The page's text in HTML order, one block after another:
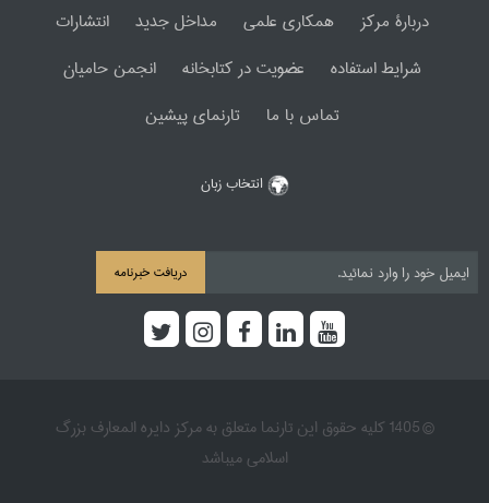
دربارۀ مرکز همکاری علمی مداخل جدید
انتشارات
شرایط استفاده
عضویت در کتابخانه
انجمن حامیان
تماس با ما
تارنمای پیشین
انتخاب زبان
دریافت خبرنامه
© 1405 کلیه حقوق این تارنما متعلق به مرکز دایره المعارف بزرگ
اسلامی میباشد